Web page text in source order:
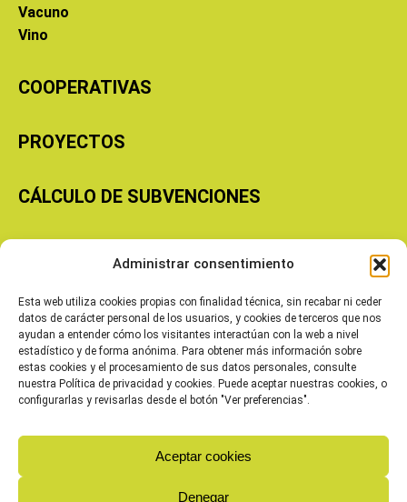
Administrar consentimiento
Esta web utiliza cookies propias con finalidad técnica, sin recabar ni ceder
datos de carácter personal de los usuarios, y cookies de terceros que nos
ayudan a entender cómo los visitantes interactúan con la web a nivel
estadístico y de forma anónima. Para obtener más información sobre
estas cookies y el procesamiento de sus datos personales, consulte
nuestra Política de privacidad y cookies. Puede aceptar nuestras cookies, o
configurarlas y revisarlas desde el botón "Ver preferencias".
Aceptar cookies
Denegar
Vacuno
Vino
COOPERATIVAS
PROYECTOS
CÁLCULO DE SUBVENCIONES